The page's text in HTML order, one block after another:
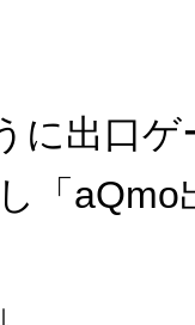
に出口
「aQmo